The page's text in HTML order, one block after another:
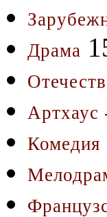
Драма
Артхаус
Комедия